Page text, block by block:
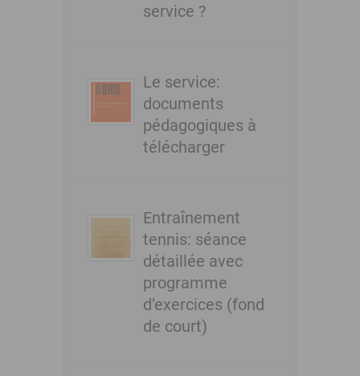
service ?
Le service:
documents
pédagogiques à
télécharger
Entraînement
tennis: séance
détaillée avec
programme
d’exercices (fond
de court)